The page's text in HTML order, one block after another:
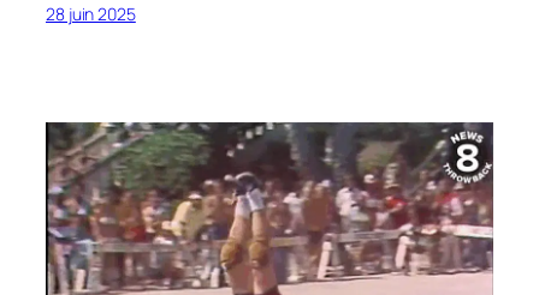
28 juin 2025